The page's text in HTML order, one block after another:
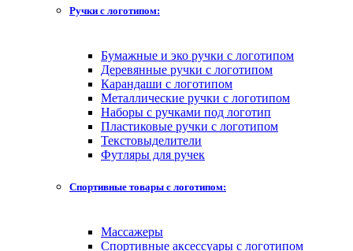
Ручки с логотипом:
Бумажные и эко ручки с логотипом
Деревянные ручки с логотипом
Карандаши с логотипом
Металлические ручки с логотипом
Наборы с ручками под логотип
Пластиковые ручки с логотипом
Текстовыделители
Футляры для ручек
Спортивные товары с логотипом:
Массажеры
Спортивные аксессуары с логотипом